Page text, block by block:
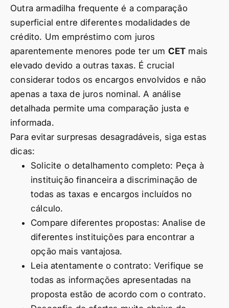
Outra armadilha frequente é a comparação
superficial entre diferentes modalidades de
crédito. Um empréstimo com juros
aparentemente menores pode ter um CET mais
elevado devido a outras taxas. É crucial
considerar todos os encargos envolvidos e não
apenas a taxa de juros nominal. A análise
detalhada permite uma comparação justa e
informada.
Para evitar surpresas desagradáveis, siga estas
dicas:
Solicite o detalhamento completo: Peça à
instituição financeira a discriminação de
todas as taxas e encargos incluídos no
cálculo.
Compare diferentes propostas: Analise de
diferentes instituições para encontrar a
opção mais vantajosa.
Leia atentamente o contrato: Verifique se
todas as informações apresentadas na
proposta estão de acordo com o contrato.